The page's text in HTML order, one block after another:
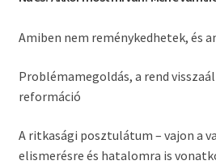
Amiben nem reménykedhetek, és
Problémamegoldás, a rend
reformáció
A ritkasági posztulátum – vajon a
elismerésre és hatalomra is